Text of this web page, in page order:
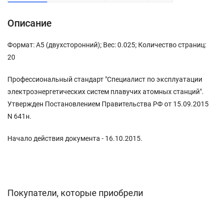
Описание
Формат: А5 (двухсторонний); Вес: 0.025; Количество страниц:
20
Профессиональный стандарт "Специалист по эксплуатации
электроэнергетических систем плавучих атомных станций".
Утвержден Постановлением Правительства РФ от 15.09.2015
N 641н.
Начало действия документа - 16.10.2015.
Покупатели, которые приобрели